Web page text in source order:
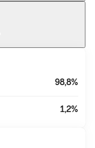
98,8%
1,2%